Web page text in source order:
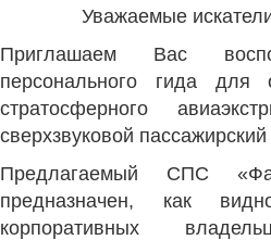
Уважаемые
Приглашаем Вас
персонального гида для
стратосферного
сверхзвуковой
Предлагаемый СПС
предназначен, как
корпоративных